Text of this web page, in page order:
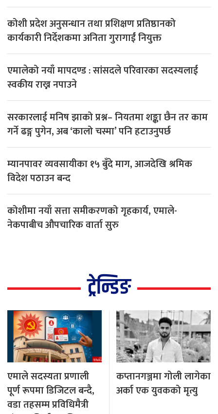
कोशी प्रदेश अनुसन्धान तथा प्रशिक्षण प्रतिष्ठानको
कार्यकारी निर्देशकमा अनिता गुरागाईं नियुक्त
एमालेको नयाँ मापदण्ड : सांसदले परिवारका सदस्यलाई
स्वकीय राख्न नपाउने
सरकारलाई मनिष झाको प्रश्न– नियतमा शङ्का छैन तर काम
गर्ने ढङ्ग पुगेन, अब ‘कालो चस्मा’ पनि हटाउनुपर्छ
म्यानपावर व्यवसायीका १५ बुँदे माग, आजदेखि श्रमिक
विदेश पठाउन बन्द
कोशीमा नयाँ सत्ता समीकरणको गृहकार्य, एमाले-
नेकपाबीच औपचारिक वार्ता सुरु
ट्रेन्डिङ
एमाले सदस्यता प्रणाली
पूर्ण रूपमा डिजिटल बन्दै,
वडा तहसम्म प्रविधिमैत्री
कप्तानगञ्जमा गोली लागेका
अर्का एक युवकको मृत्यु